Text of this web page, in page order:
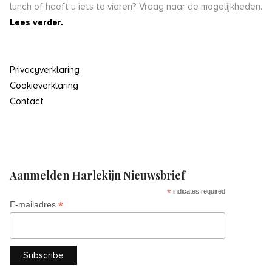
lunch of heeft u iets te vieren? Vraag naar de mogelijkheden.
Lees verder.
Privacyverklaring
Cookieverklaring
Contact
Aanmelden Harlekijn Nieuwsbrief
* indicates required
E-mailadres *